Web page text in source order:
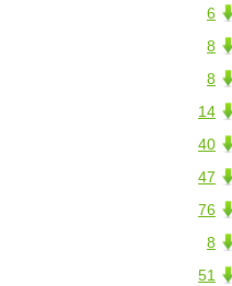
6
8
8
14
40
47
76
8
51